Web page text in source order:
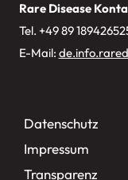
Rare Disease
Tel. +49 89
E-Mail:
Datenschutz
Impressum
Transparenz